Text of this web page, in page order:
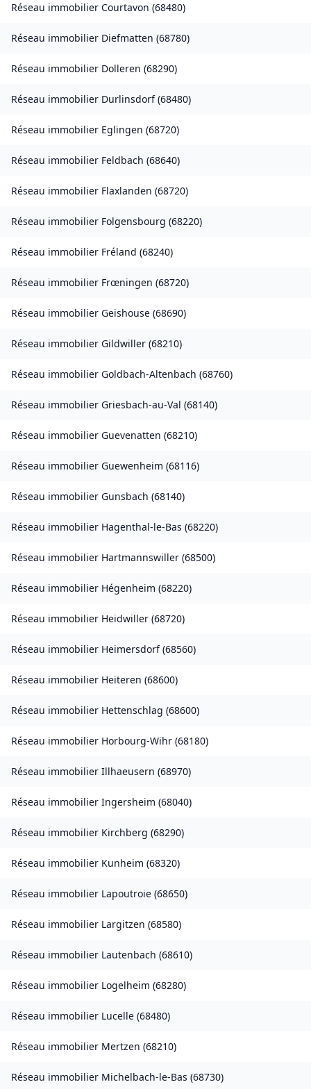
Réseau immobilier Courtavon (68480)
Réseau immobilier Diefmatten (68780)
Réseau immobilier Dolleren (68290)
Réseau immobilier Durlinsdorf(68480)
Réseau immobilier Eglingen (68720)
Réseau immobilier Feldbach (68640)
Réseau immobilier Flaxlanden (68720)
Réseau immobilier Folgensbourg (68220)
Réseau immobilier Fréland (68240)
Réseau immobilier Frœningen (68720)
Réseau immobilier Geishouse (68690)
Réseau immobilier Gildwiller (68210)
Réseau immobilier Goldbach-Altenbach (68760)
Réseau immobilier Griesbach-au-Val (68140)
Réseau immobilier Guevenatten (68210)
Réseau immobilier Guewenheim (68116)
Réseau immobilier Gunsbach (68140)
Réseau immobilier Hagenthal-le-Bas (68220)
Réseau immobilier Hartmannswiller (68500)
Réseau immobilier Hégenheim (68220)
Réseau immobilier Heidwiller (68720)
Réseau immobilier Heimersdorf(68560)
Réseau immobilier Heiteren (68600)
Réseau immobilier Hettenschlag (68600)
Réseau immobilier Horbourg-Wihr (68180)
Réseau immobilier Illhaeusern (68970)
Réseau immobilier Ingersheim (68040)
Réseau immobilier Kirchberg (68290)
Réseau immobilier Kunheim (68320)
Réseau immobilier Lapoutroie (68650)
Réseau immobilier Largitzen (68580)
Réseau immobilier Lautenbach (68610)
Réseau immobilier Logelheim (68280)
Réseau immobilier Lucelle (68480)
Réseau immobilier Mertzen (68210)
Réseau immobilier Michelbach-le-Bas (68730)